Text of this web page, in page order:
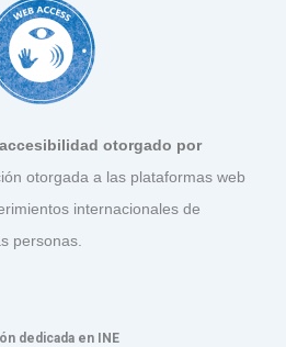
otorgado por
otorgada a las plataformas web
internacionales de
personas.
dedicada en INE